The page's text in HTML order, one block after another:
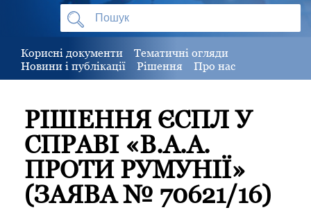
Корисні документи
Тематичні огляди
Новини і публікації
Рішення Про нас
РІШЕННЯ ЄСПЛ У
СПРАВІ «B.A.A.
ПРОТИ РУМУНІЇ»
(ЗАЯВА № 70621/16)